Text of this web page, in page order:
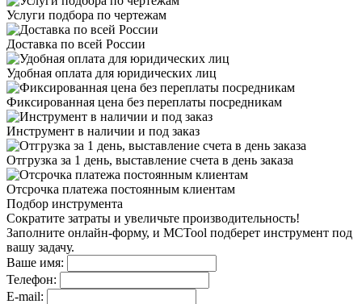
Услуги подбора по чертежам
Доставка по всей России
Удобная оплата для юридических лиц
Фиксированная цена без переплаты посредникам
Инструмент в наличии и под заказ
Отгрузка за 1 день, выставление счета в день заказа
Отсрочка платежа постоянным клиентам
Подбор инструмента
Сократите затраты и увеличьте производительность!
Заполните онлайн-форму, и MCTool подберет инструмент под
вашу задачу.
Ваше имя:
Телефон:
E-mail: